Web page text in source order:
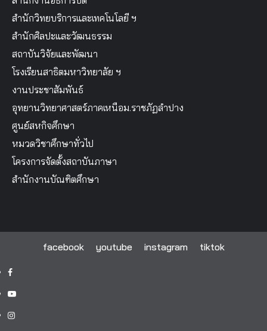
สำนักวิทยบริการและเทคโนโลยี ฯ
สำนักศิลปะและวัฒนธรรม
สถาบันวิจัยและพัฒนา
โรงเรียนสาธิตมหาวิทยาลัย ฯ
งานประชาสัมพันธ์
อุทยานวิทยาศาสตร์ภาคเหนือม.ราชภัฏลำปาง
ศูนย์สหกิจศึกษา
หมวดวิชาศึกษาทั่วไป
โครงการจัดตั้งสถาบันภาษา
สำนักงานบัณฑิตศึกษา
facebook youtube instagram tiktok
facebook
youtube
instagram